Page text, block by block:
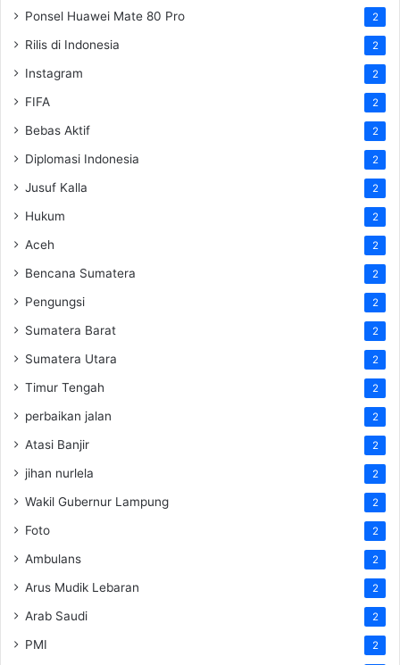
Ponsel Huawei Mate 80 Pro 2
Rilis di Indonesia 2
Instagram 2
FIFA 2
Bebas Aktif 2
Diplomasi Indonesia 2
Jusuf Kalla 2
Hukum 2
Aceh 2
Bencana Sumatera 2
Pengungsi 2
Sumatera Barat 2
Sumatera Utara 2
Timur Tengah 2
perbaikan jalan 2
Atasi Banjir 2
jihan nurlela 2
Wakil Gubernur Lampung 2
Foto 2
Ambulans 2
Arus Mudik Lebaran 2
Arab Saudi 2
PMI 2